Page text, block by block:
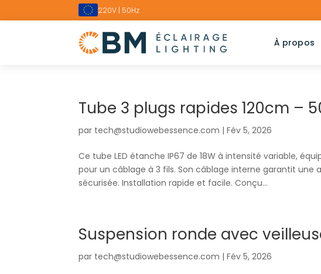
220V | 50Hz
À propos
Tube 3 plugs rapides 120cm –
par tech@studiowebessence.com |Fév 5, 2026
Ce tube LED étanche IP67 de 18W à intensité variable,
pour un câblage à 3 fils. Son câblage interne garantit
sécurisée. Installation rapide et facile. Conçu...
Suspension ronde avec
par tech@studiowebessence.com |Fév 5, 2026